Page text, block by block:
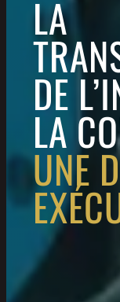
LA
DE
LA
UNE